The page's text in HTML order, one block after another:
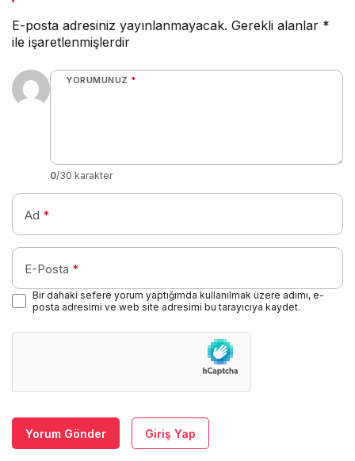
E-posta adresiniz yayınlanmayacak. Gerekli alanlar *
ile işaretlenmişlerdir
YORUMUNUZ *
0/30 karakter
Ad *
E-Posta *
Bir dahaki sefere yorum yaptığımda kullanılmak üzere adımı, e-
posta adresimi ve web site adresimi bu tarayıcıya kaydet.
Yorum Gönder Giriş Yap